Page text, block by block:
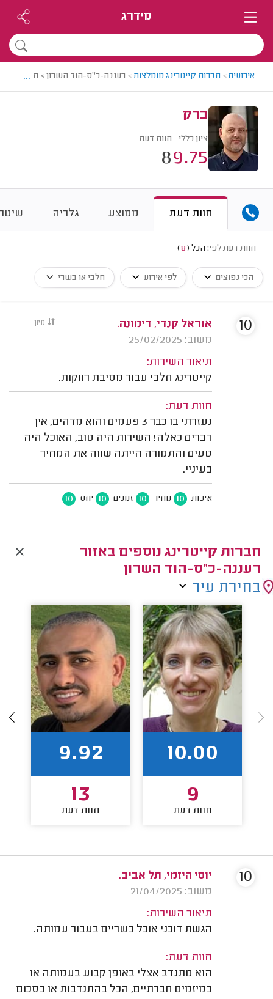
מידרג
אירועים> חברות קייטרינג מומלצות> רעננה-כ"ס-הוד השרון > חברת
...
ברק
ציון כללי
9.75
חוות דעת
8
חוות דעת ממוצע גלריה
חוות דעת לפי: הכל (
8
)
הכי נפוצים לפי אירוע חלבי או בשרי
מיון
אוראל קנדי, דימונה.
משוב: 25/02/2025
תיאור השירות:
קייטרינג חלבי עבור מסיבת רווקות.
חוות דעת:
נעזרתי בו כבר 3 פעמים והוא מדהים, אין
דברים כאלה! השירות היה טוב, האוכל היה
טעים והתמורה הייתה שווה את המחיר
בעיניי.
איכות 10 מחיר 10 זמנים 10 יחס 10
10
חברות קייטרינג נוספים באזור
רעננה-כ"ס-הוד השרון
בחירת עיר
10.00
9
חוות דעת
9.92
13
חוות דעת
יוסי היזמי, תל אביב.
משוב: 21/04/2025
תיאור השירות:
הגשת דוכני אוכל בשריים בעבור עמותה.
חוות דעת:
הוא מתנדב אצלי באופן קבוע בעמותה או
במיזמים חברתיים, הכל בהתנדבות או בסכום
10